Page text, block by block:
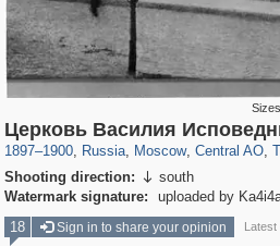
Церковь Василия
1897–1900, Russia
1,407,712 29,262
, Moscow
319,968 8,295
, Central AO
160,055 5,920
,
Shooting direction:  south
Watermark signature:
uploaded by
18
Sign in to share your opinion Latest